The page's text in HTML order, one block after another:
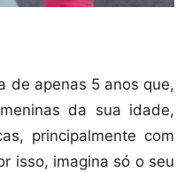
de apenas 5 anos que,
da sua idade,
principalmente com
isso, imagina só o seu